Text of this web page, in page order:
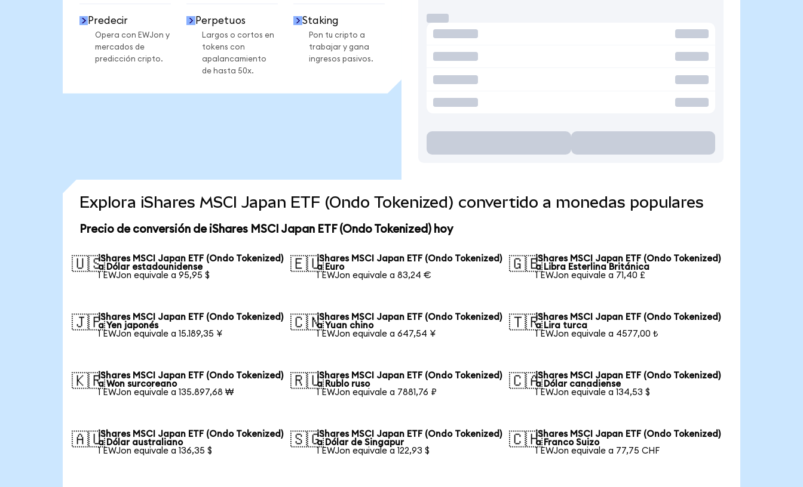
Predecir
Opera con EWJon y
mercados de
predicción cripto.
Perpetuos
Largos o cortos en
tokens con
apalancamiento
de hasta 50x.
Staking
Pon tu cripto a
trabajar y gana
ingresos pasivos.
Explora iShares MSCI Japan ETF (Ondo Tokenized) convertido a monedas populares
Precio de conversión de iShares MSCI Japan ETF (Ondo Tokenized) hoy
🇺🇸iShares MSCI Japan ETF (Ondo Tokenized)
a Dólar estadounidense
1 EWJon equivale a 95,95 $
🇪🇺iShares MSCI Japan ETF (Ondo Tokenized)
a Euro
1 EWJon equivale a 83,24 €
🇬🇧iShares MSCI Japan ETF (Ondo Tokenized)
a Libra Esterlina Británica
1 EWJon equivale a 71,40 £
🇯🇵iShares MSCI Japan ETF (Ondo Tokenized)
a Yen japonés
1 EWJon equivale a 15.189,35 ¥
🇨🇳iShares MSCI Japan ETF (Ondo Tokenized)
a Yuan chino
1 EWJon equivale a 647,54 ¥
🇹🇷iShares MSCI Japan ETF (Ondo Tokenized)
a Lira turca
1 EWJon equivale a 4577,00 ₺
🇰🇷iShares MSCI Japan ETF (Ondo Tokenized)
a Won surcoreano
1 EWJon equivale a 135.897,68 ₩
🇷🇺iShares MSCI Japan ETF (Ondo Tokenized)
a Rublo ruso
1 EWJon equivale a 7881,76 ₽
🇨🇦iShares MSCI Japan ETF (Ondo Tokenized)
a Dólar canadiense
1 EWJon equivale a 134,53 $
🇦🇺iShares MSCI Japan ETF (Ondo Tokenized)
a Dólar australiano
1 EWJon equivale a 136,35 $
🇸🇬iShares MSCI Japan ETF (Ondo Tokenized)
a Dólar de Singapur
1 EWJon equivale a 122,93 $
🇨🇭iShares MSCI Japan ETF (Ondo Tokenized)
a Franco Suizo
1 EWJon equivale a 77,75 CHF